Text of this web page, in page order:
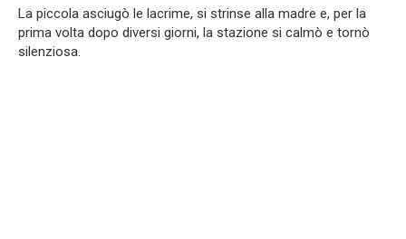
La piccola asciugò le lacrime, si strinse alla madre e, per la
prima volta dopo diversi giorni, la stazione si calmò e tornò
silenziosa.